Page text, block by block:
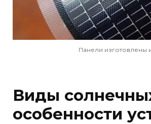
Панели изготовлены
Виды
особенности